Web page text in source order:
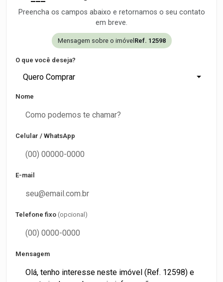
Preencha os campos abaixo e retornamos o seu contato
em breve.
Mensagem sobre o imóvel Ref. 12598
O que você deseja?
Quero Comprar
Nome
Celular / WhatsApp
E-mail
Telefone fixo (opcional)
Mensagem